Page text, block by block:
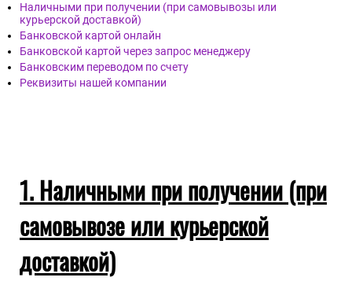
Наличными при получении (при самовывозы или
курьерской доставкой)
Банковской картой онлайн
Банковской картой через запрос менеджеру
Банковским переводом по счету
Реквизиты нашей компании
1. Наличными при получении (при
самовывозе или курьерской
доставкой)